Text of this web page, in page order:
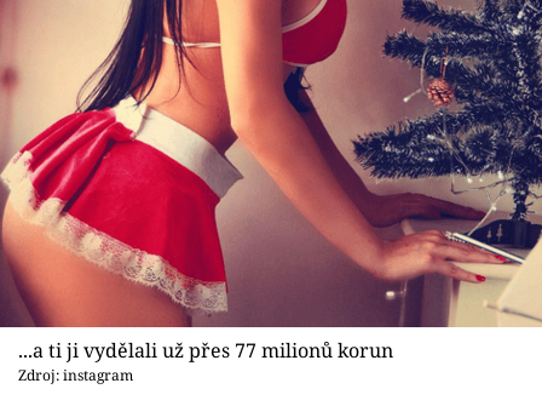
...a ti ji vydělali už přes 77 milionů korun
Zdroj: instagram